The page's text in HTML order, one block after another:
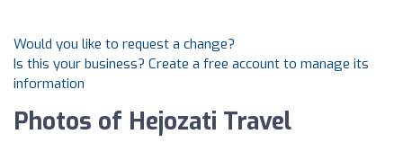
Would you like to request a change?
Is this your business? Create a free account to manage its
information
Photos of Hejozati Travel